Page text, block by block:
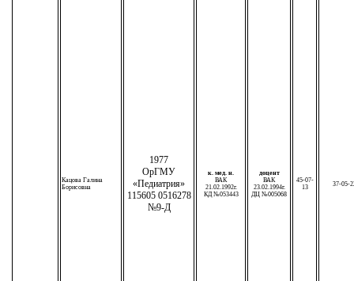
Кацова Галина
Борисовна
1977
ОрГМУ
«Педиатрия»
115605 0516278
№9-Д
к. мед. н.
ВАК
21.02.1992г.
КД №053443
доцент
ВАК
23.02.1994г.
ДЦ №005068
45-07-
13
37-05-